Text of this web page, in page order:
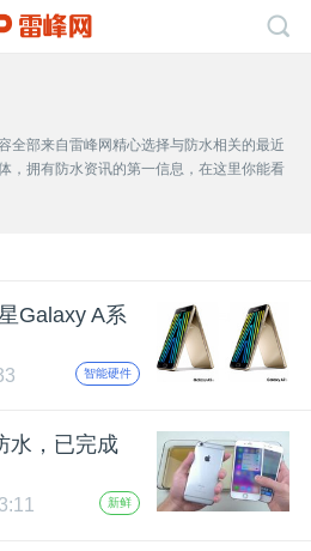
全部来自雷峰网精心选择与防水相关的最近
，拥有防水资讯的第一信息，在这里你能看
Galaxy A系
智能硬件
水，已完成
新鲜